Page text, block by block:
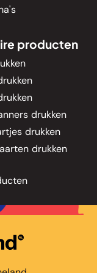
producten
drukken
drukken
drukken